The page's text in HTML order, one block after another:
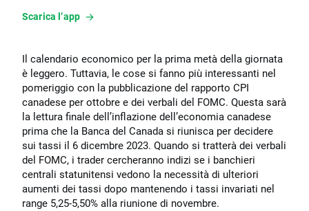
Scarica l’app
Il calendario economico per la prima metà della giornata
è leggero. Tuttavia, le cose si fanno più interessanti nel
pomeriggio con la pubblicazione del rapporto CPI
canadese per ottobre e dei verbali del FOMC. Questa sarà
la lettura finale dell’inflazione dell’economia canadese
prima che la Banca del Canada si riunisca per decidere
sui tassi il 6 dicembre 2023. Quando si tratterà dei verbali
del FOMC, i trader cercheranno indizi se i banchieri
centrali statunitensi vedono la necessità di ulteriori
aumenti dei tassi dopo mantenendo i tassi invariati nel
range 5,25-5,50% alla riunione di novembre.